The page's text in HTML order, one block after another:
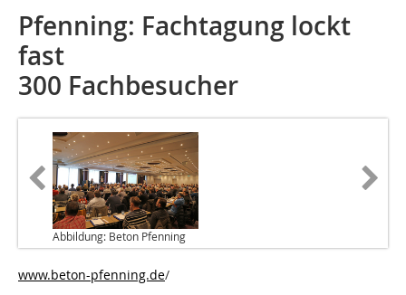
Pfenning: Fachtagung lockt
fast
300 Fachbesucher
Abbildung: Beton Pfenning
www.beton-pfenning.de/